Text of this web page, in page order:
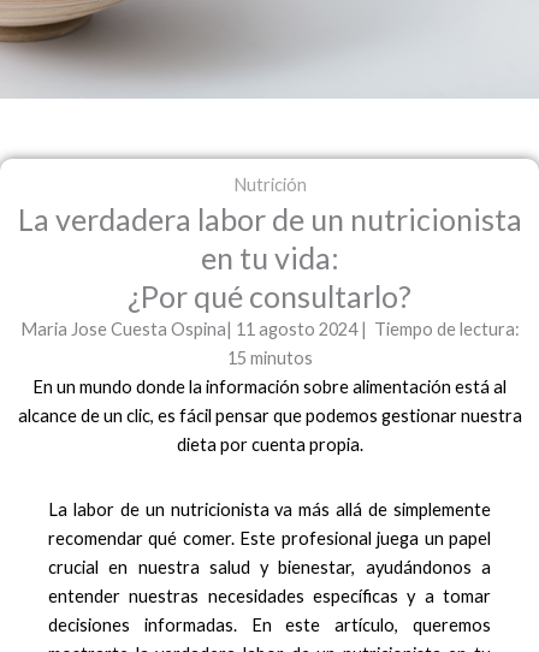
Nutrición
La verdadera labor de un nutricionista
en tu vida:
¿Por qué consultarlo?
Maria Jose Cuesta Ospina| 11 agosto 2024 | Tiempo de lectura:
15 minutos
En un mundo donde la información sobre alimentación está al
alcance de un clic, es fácil pensar que podemos gestionar nuestra
dieta por cuenta propia.
La labor de un nutricionista va más allá de simplemente
recomendar qué comer. Este profesional juega un papel
crucial en nuestra salud y bienestar, ayudándonos a
entender nuestras necesidades específicas y a tomar
decisiones informadas. En este artículo, queremos